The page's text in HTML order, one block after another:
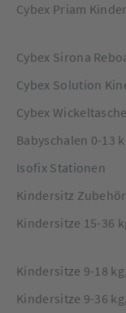
Cybex Priam
Cybex Sirona
Cybex Solution
Cybex
Babyschalen 0-13
Isofix Stationen
Kindersitz Zubehör
Kindersitze 15-36
Kindersitze 9-18
Kindersitze 9-36